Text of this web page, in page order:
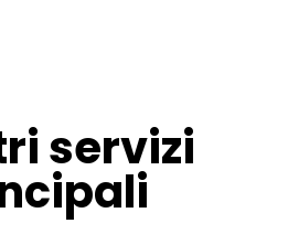
servizi